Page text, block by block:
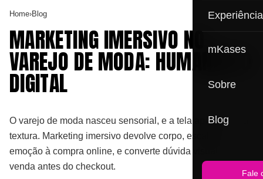
mKases
Sobre
Blog
Fale
Home›Blog
MARKETING IMERSIVO NO
VAREJO DE MODA: HUMANIZE O
DIGITAL
O varejo de moda nasceu sensorial, e a tela apagou essa
textura. Marketing imersivo devolve corpo, escala e
emoção à compra online, e converte dúvida visual em
venda antes do checkout.